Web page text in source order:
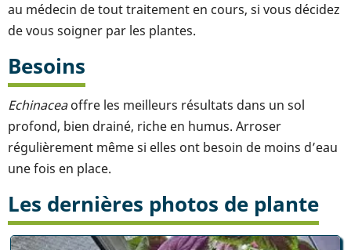
au médecin de tout traitement en cours, si vous décidez
de vous soigner par les plantes.
Besoins
Echinaceaoffre les meilleurs résultats dans un sol
profond, bien drainé, riche en humus. Arroser
régulièrement même si elles ont besoin de moins d’eau
une fois en place.
Les dernières photos de plante